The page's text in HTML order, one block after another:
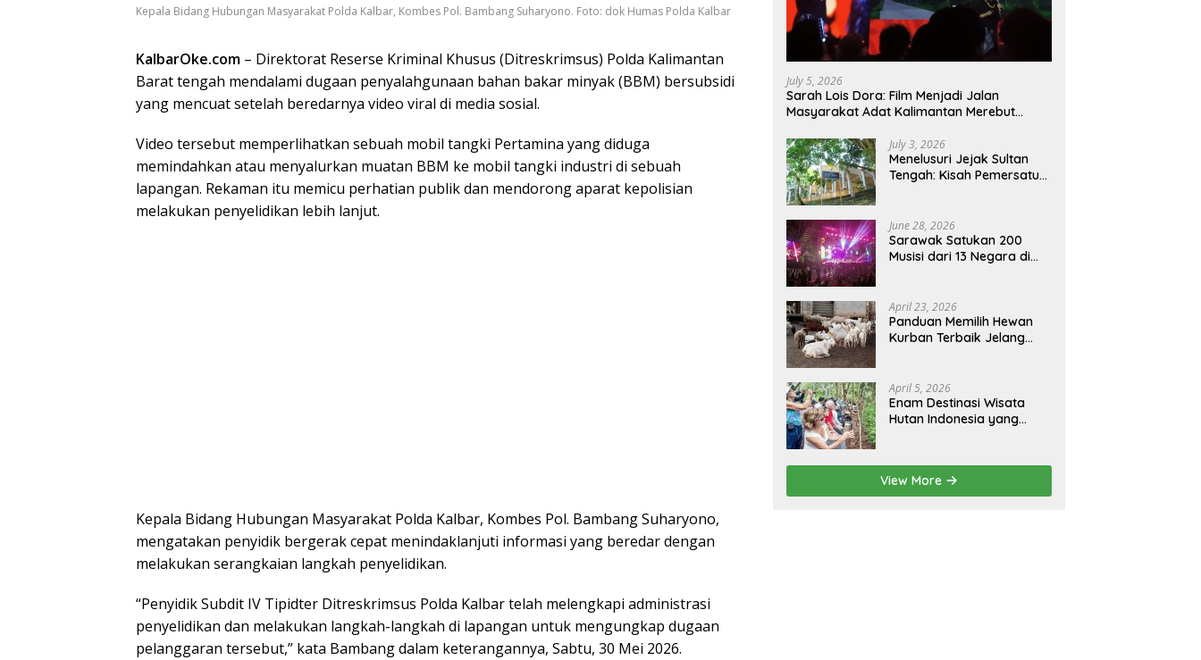
Kepala Bidang Hubungan Masyarakat Polda Kalbar, Kombes Pol. Bambang Suharyono. Foto: dok Humas Polda Kalbar
KalbarOke.com – Direktorat Reserse Kriminal Khusus (Ditreskrimsus) Polda Kalimantan
Barat tengah mendalami dugaan penyalahgunaan bahan bakar minyak (BBM) bersubsidi
yang mencuat setelah beredarnya video viral di media sosial.
Video tersebut memperlihatkan sebuah mobil tangki Pertamina yang diduga
memindahkan atau menyalurkan muatan BBM ke mobil tangki industri di sebuah
lapangan. Rekaman itu memicu perhatian publik dan mendorong aparat kepolisian
melakukan penyelidikan lebih lanjut.
Kepala Bidang Hubungan Masyarakat Polda Kalbar, Kombes Pol. Bambang Suharyono,
mengatakan penyidik bergerak cepat menindaklanjuti informasi yang beredar dengan
melakukan serangkaian langkah penyelidikan.
“Penyidik Subdit IV Tipidter Ditreskrimsus Polda Kalbar telah melengkapi administrasi
penyelidikan dan melakukan langkah-langkah di lapangan untuk mengungkap dugaan
pelanggaran tersebut,” kata Bambang dalam keterangannya, Sabtu, 30 Mei 2026.
July 5, 2026
Sarah Lois Dora: Film Menjadi Jalan
Masyarakat Adat Kalimantan Merebut
July 3, 2026
Menelusuri Jejak Sultan
Tengah: Kisah Pemersatu
Versi Jiran
June 28, 2026
Sarawak Satukan 200
Musisi dari 13 Negara di
Budaya Borneo
April 23, 2026
Panduan Memilih Hewan
Kurban Terbaik Jelang
April 5, 2026
Enam Destinasi Wisata
Hutan Indonesia yang
View More